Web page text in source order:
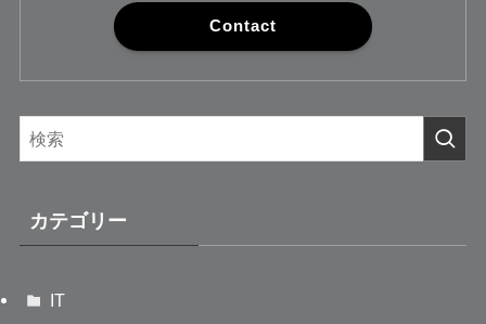
Contact
カテゴリー
IT